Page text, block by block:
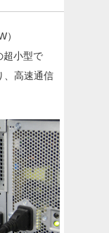
）
超小型で
、高速通信